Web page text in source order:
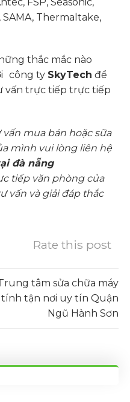
SAMA, Thermaltake,
thắc mắc nào
công ty SkyTech để
vấn trực tiếp trực tiếp
mua bán hoặc sữa
mình vui lòng liên hệ
đà nẵng
tiếp văn phòng của
vấn và giải đáp thắc
Rate this post
tâm sửa chữa máy
tính tận nơi uy tín Quận
Ngũ Hành Sơn